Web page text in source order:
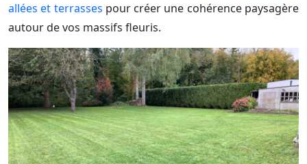
allées et terrasses pour créer une cohérence paysagère
autour de vos massifs fleuris.